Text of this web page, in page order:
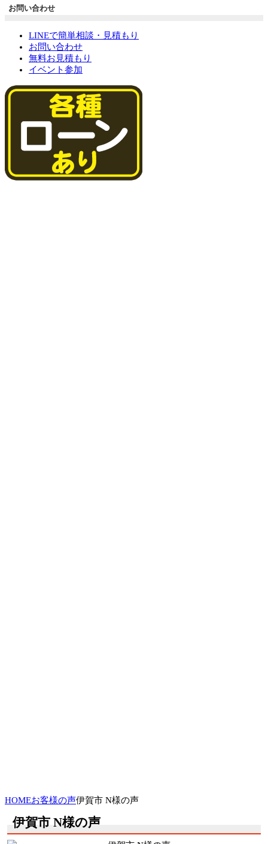
お問い合わせ
LINEで簡単相談・見積もり
お問い合わせ
無料お見積もり
イベント参加
HOMEお客様の声伊賀市 N様の声
伊賀市 N様の声